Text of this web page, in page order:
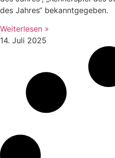
des Jahres“ bekanntgegeben.
Weiterlesen »
14. Juli 2025